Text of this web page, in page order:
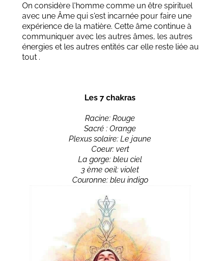
On considère l'homme comme un être spirituel
avec une Âme qui s'est incarnée pour faire une
expérience de la matière. Cette âme continue à
communiquer avec les autres âmes, les autres
énergies et les autres entités car elle reste liée au
tout .
Les 7 chakras
Racine: Rouge
Sacré : Orange
Plexus solaire: Le jaune
Coeur: vert
La gorge: bleu ciel
3 ème oeil: violet
Couronne: bleu indigo